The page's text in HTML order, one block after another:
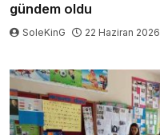
gündem oldu
SoleKinG 22 Haziran 2026